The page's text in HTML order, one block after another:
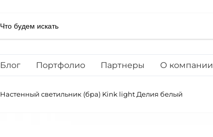
Блог Портфолио Партнеры О компании
Настенный светильник (бра) Kink light Делия белый